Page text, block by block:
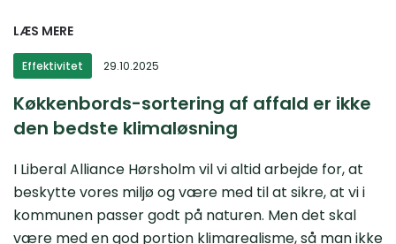
LÆS MERE
Effektivitet 29.10.2025
Køkkenbords-sortering af affald er ikke
den bedste klimaløsning
I Liberal Alliance Hørsholm vil vi altid arbejde for, at
beskytte vores miljø og være med til at sikre, at vi i
kommunen passer godt på naturen. Men det skal
være med en god portion klimarealisme, så man ikke